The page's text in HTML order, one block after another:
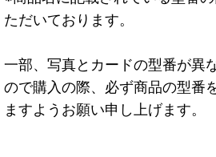
ただいております。
一部、写真とカードの型番が異
ので購入の際、必ず商品の型番
ますようお願い申し上げます。